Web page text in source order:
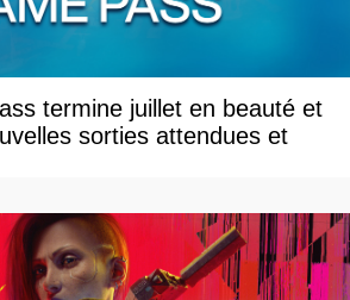
termine juillet en beauté et
sorties attendues et